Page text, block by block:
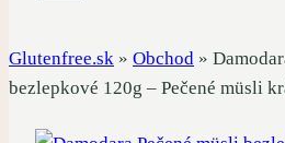
Glutenfree.sk » Obchod »
bezlepkové 120g – Pečené müsli